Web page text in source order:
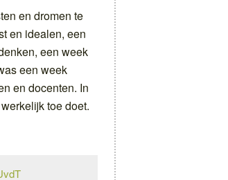
en dromen te
en idealen, een
een week
een week
en docenten. In
toe doet.